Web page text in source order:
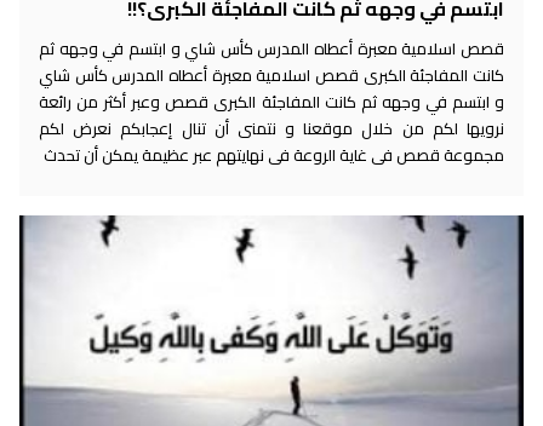
ابتسم في وجهه ثم كانت المفاجئة الكبرى؟!!
قصص اسلامية معبرة أعطاه المدرس كأس شاي و ابتسم في وجهه ثم
كانت المفاجئة الكبرى قصص اسلامية معبرة أعطاه المدرس كأس شاي
و ابتسم في وجهه ثم كانت المفاجئة الكبرى قصص وعبر أكثر من رائعة
نرويها لكم من خلال موقعنا و نتمنى أن تنال إعجابكم نعرض لكم
مجموعة قصص فى غاية الروعة فى نهايتهم عبر عظيمة يمكن أن تحدث